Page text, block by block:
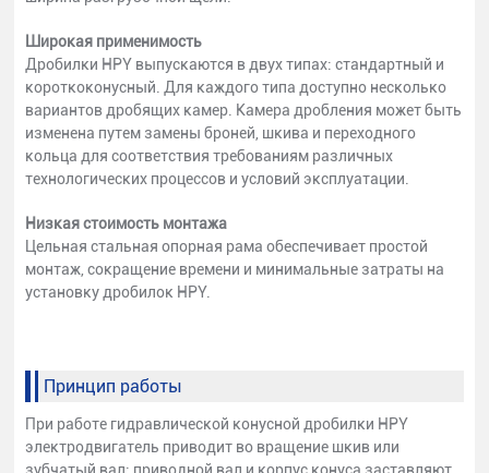
Широкая применимость
Дробилки HPY выпускаются в двух типах: стандартный и
короткоконусный. Для каждого типа доступно несколько
вариантов дробящих камер. Камера дробления может быть
изменена путем замены броней, шкива и переходного
кольца для соответствия требованиям различных
технологических процессов и условий эксплуатации.
Низкая стоимость монтажа
Цельная стальная опорная рама обеспечивает простой
монтаж, сокращение времени и минимальные затраты на
установку дробилок HPY.
Принцип работы
При работе гидравлической конусной дробилки HPY
электродвигатель приводит во вращение шкив или